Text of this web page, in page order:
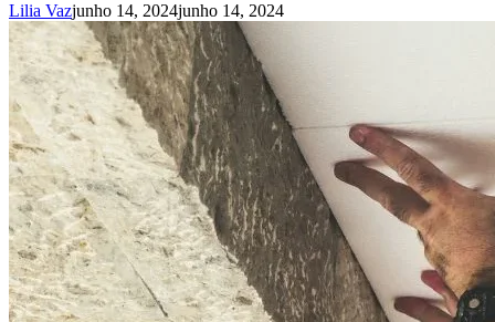
Lilia Vazjunho 14, 2024junho 14, 2024